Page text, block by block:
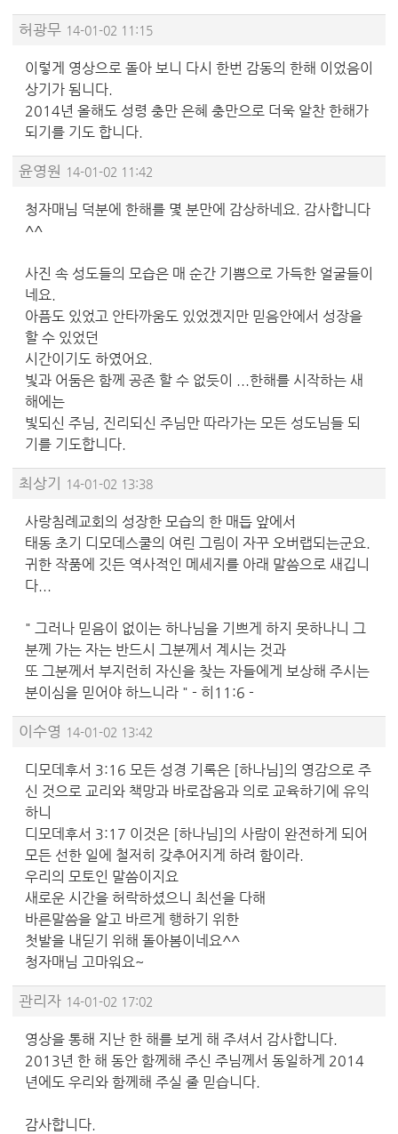
허광무 14-01-02 11:15
이렇게 영상으로 돌아 보니 다시 한번 감동의 한해 이었음이
상기가 됨니다.
2014년 올해도 성령 충만 은혜 충만으로 더욱 알찬 한해가
되기를 기도 합니다.
윤영원 14-01-02 11:42
청자매님 덕분에 한해를 몇 분만에 감상하네요. 감사합니다
^^
사진 속 성도들의 모습은 매 순간 기쁨으로 가득한 얼굴들이
네요.
아픔도 있었고 안타까움도 있었겠지만 믿음안에서 성장을
할 수 있었던
시간이기도 하였어요.
빛과 어둠은 함께 공존 할 수 없듯이 ...한해를 시작하는 새
해에는
빛되신 주님, 진리되신 주님만 따라가는 모든 성도님들 되
기를 기도합니다.
최상기 14-01-02 13:38
사랑침례교회의 성장한 모습의 한 매듭 앞에서
태동 초기 디모데스쿨의 여린 그림이 자꾸 오버랩되는군요.
귀한 작품에 깃든 역사적인 메세지를 아래 말씀으로 새깁니
다...
" 그러나 믿음이 없이는 하나님을 기쁘게 하지 못하나니 그
분께 가는 자는 반드시 그분께서 계시는 것과
또 그분께서 부지런히 자신을 찾는 자들에게 보상해 주시는
분이심을 믿어야 하느니라 " - 히11:6 -
이수영 14-01-02 13:42
디모데후서 3:16 모든 성경 기록은 [하나님]의 영감으로 주
신 것으로 교리와 책망과 바로잡음과 의로 교육하기에 유익
하니
디모데후서 3:17 이것은 [하나님]의 사람이 완전하게 되어
모든 선한 일에 철저히 갖추어지게 하려 함이라.
우리의 모토인 말씀이지요
새로운 시간을 허락하셨으니 최선을 다해
바른말씀을 알고 바르게 행하기 위한
첫발을 내딛기 위해 돌아봄이네요^^
청자매님 고마워요~
관리자 14-01-02 17:02
영상을 통해 지난 한 해를 보게 해 주셔서 감사합니다.
2013년 한 해 동안 함께해 주신 주님께서 동일하게 2014
년에도 우리와 함께해 주실 줄 믿습니다.
감사합니다.